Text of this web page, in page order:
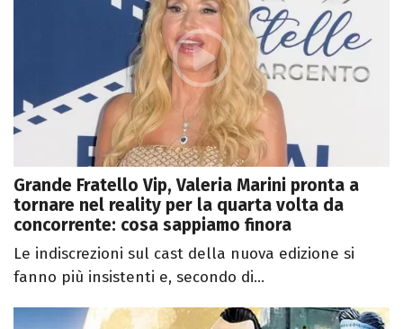
Grande Fratello Vip, Valeria Marini pronta a
tornare nel reality per la quarta volta da
concorrente: cosa sappiamo finora
Le indiscrezioni sul cast della nuova edizione si
fanno più insistenti e, secondo di...